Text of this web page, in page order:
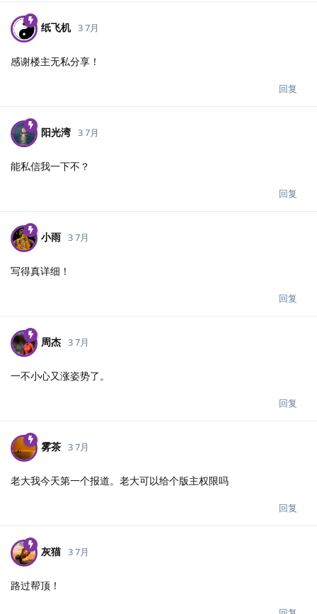
纸飞机 3 7月
感谢楼主无私分享！
回复
阳光湾 3 7月
能私信我一下不？
回复
小雨 3 7月
写得真详细！
回复
周杰 3 7月
一不小心又涨姿势了。
回复
雾茶 3 7月
老大我今天第一个报道。老大可以给个版主权限吗
回复
灰猫 3 7月
路过帮顶！